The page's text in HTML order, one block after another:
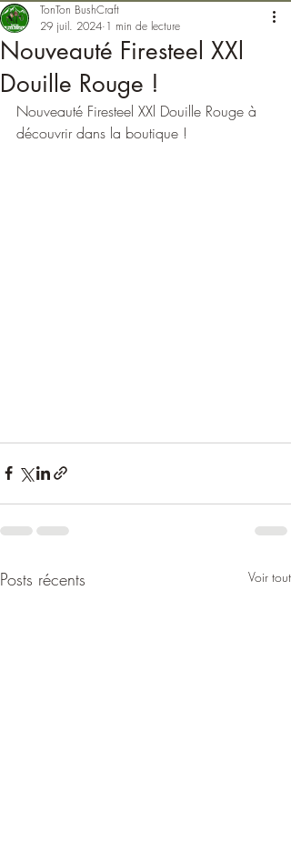
Nouveauté Firesteel XXl
Douille Rouge !
TonTon BushCraft
29 juil. 2024 1 min de lecture
Nouveauté Firesteel XXl Douille Rouge à
découvrir dans la boutique !
Posts récents Voir tout